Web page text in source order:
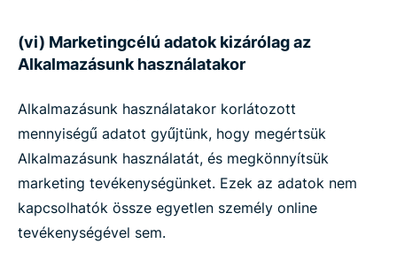
(vi) Marketingcélú adatok kizárólag az
Alkalmazásunk használatakor
Alkalmazásunk használatakor korlátozott
mennyiségű adatot gyűjtünk, hogy megértsük
Alkalmazásunk használatát, és megkönnyítsük
marketing tevékenységünket. Ezek az adatok nem
kapcsolhatók össze egyetlen személy online
tevékenységével sem.